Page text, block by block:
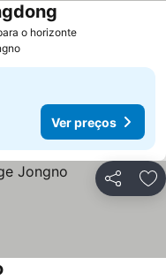
o horizonteVer preços
Ver preços
Partilhar